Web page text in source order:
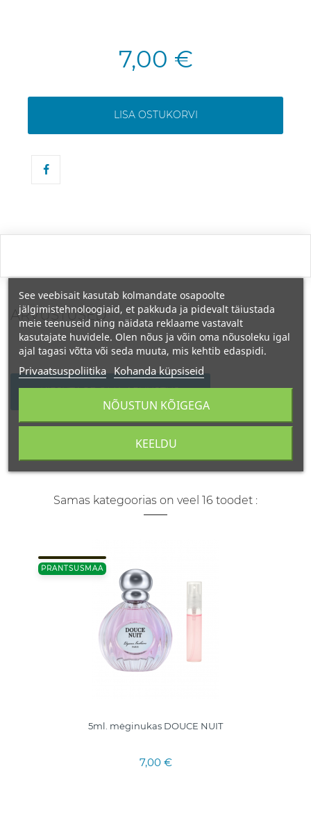
7,00 €
LISA OSTUKORVI
ARVUSTUSED
KIRJUTAGE OMA ARVUSTUS
Samas kategoorias on veel 16 toodet :
PRANTSUSMAA
5ml. mėginukas DOUCE NUIT
7,00 €
See veebisait kasutab kolmandate osapoolte
jälgimistehnoloogiaid, et pakkuda ja pidevalt täiustada
meie teenuseid ning näidata reklaame vastavalt
kasutajate huvidele. Olen nõus ja võin oma nõusoleku igal
ajal tagasi võtta või seda muuta, mis kehtib edaspidi.
Privaatsuspoliitika Kohanda küpsiseid
KEELDU
NÕUSTUN KÕIGEGA